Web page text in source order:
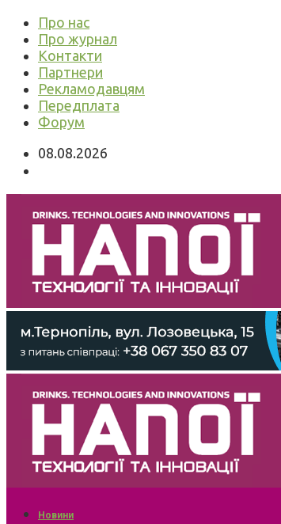
Про нас
Про журнал
Контакти
Партнери
Рекламодавцям
Передплата
Форум
08.08.2026
Новини